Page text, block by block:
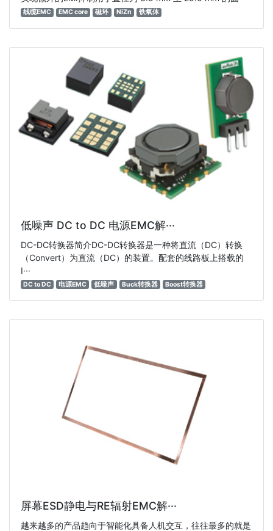
线缆EMC EMC core 磁环 NiZn 铁氧体
低噪声 DC to DC 电源EMC解···
DC-DC转换器简介DC-DC转换器是一种将直流（DC）转换
（Convert）为直流（DC）的装置。配套的线路板上搭载的
I···
DC to DC 电源EMC 低噪声 Buck转换器 Boost转换器
屏幕ESD静电与RE辐射EMC解···
越来越多的产品趋向于智能化具备人机交互，往往最多的就是